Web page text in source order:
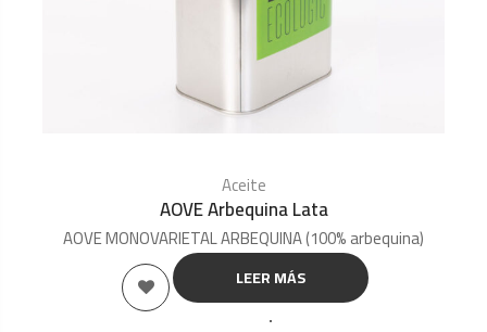
Aceite
AOVE Arbequina Lata
AOVE MONOVARIETAL ARBEQUINA (100% arbequina)
LEER MÁS